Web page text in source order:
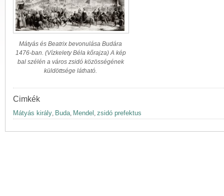
Mátyás és Beatrix bevonulása Budára
1476-ban. (Vízkelety Béla kőrajza) A kép
bal szélén a város zsidó közösségének
küldöttsége látható.
Cimkék
Mátyás király, Buda, Mendel , zsidó prefektus